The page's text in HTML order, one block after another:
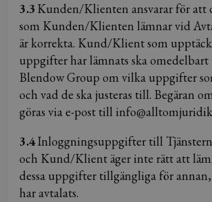
3.3 Kunden/Klienten ansvarar för att
som Kunden/Klienten lämnar vid
är korrekta. Kund/Klient som
uppgifter har lämnats ska
Blendow Group om vilka uppgifter
och vad de ska justeras till. Begäran
göras via e-post till
3.4Inloggningsuppgifter till
och Kund/Klient äger inte rätt att
dessa uppgifter tillgängliga för
har avtalats.